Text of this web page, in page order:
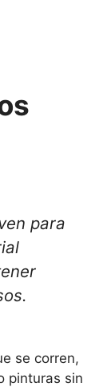
para
se corren,
pinturas sin